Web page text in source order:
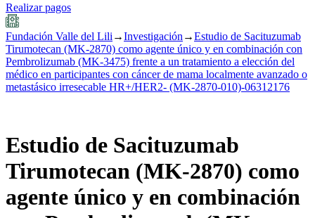
Realizar pagos
Fundación Valle del Lili →Investigación →Estudio de Sacituzumab
Tirumotecan (MK-2870) como agente único y en combinación con
Pembrolizumab (MK-3475) frente a un tratamiento a elección del
médico en participantes con cáncer de mama localmente avanzado o
metastásico irresecable HR+/HER2- (MK-2870-010)-06312176
Estudio de Sacituzumab
Tirumotecan (MK-2870) como
agente único y en combinación